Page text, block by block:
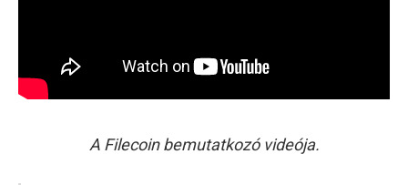
A Filecoin bemutatkozó videója.